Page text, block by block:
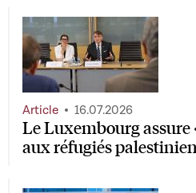
Le Luxembourg
aux réfugiés
Article 16.07.2026